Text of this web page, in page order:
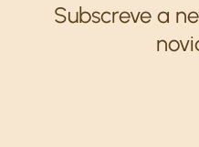
Subscreve a